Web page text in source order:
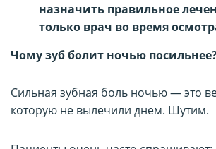
назначить правильное
только врач во время
Чому зуб болит ночью
Сильная зубная боль ночью — это
которую не вылечили днем. Шутим.